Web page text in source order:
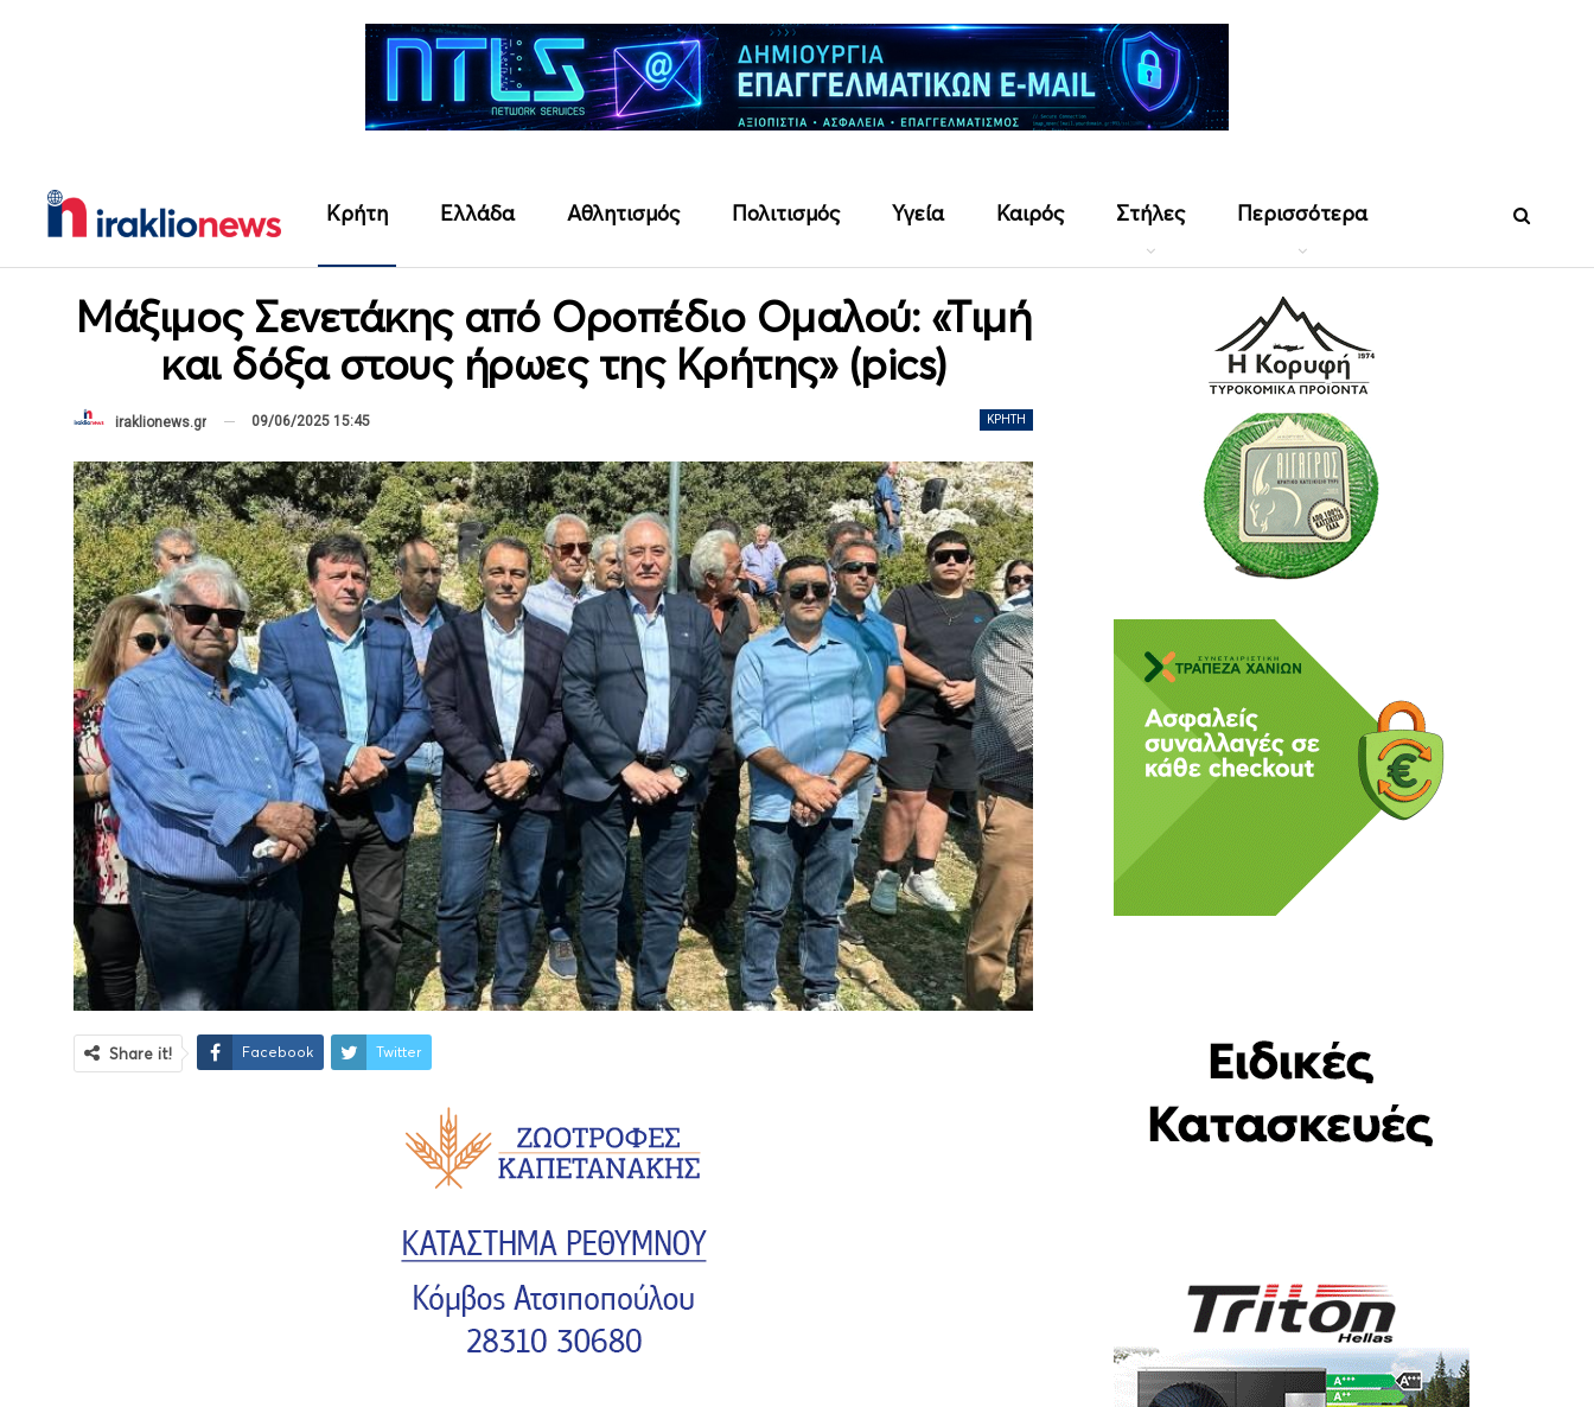
Κρήτη Ελλάδα Αθλητισμός Πολιτισμός Υγεία Καιρός Στήλες Περισσότερα
Μάξιμος Σενετάκης από Οροπέδιο Ομαλού: «Τιμή
και δόξα στους ήρωες της Κρήτης» (pics)
ΚΡΉΤΗ
iraklionews.gr 09/06/2025 15:45
Share it! Facebook Twitter